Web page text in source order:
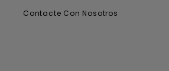
Contacte Con Nosotros